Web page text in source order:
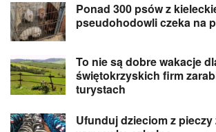
Ponad 300 psów z
pseudohodowli czeka na
To nie są dobre wakacje
świętokrzyskich firm
turystach
Ufunduj dzieciom z pieczy